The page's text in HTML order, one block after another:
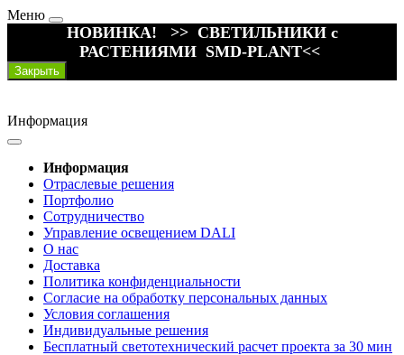
Меню
НОВИНКА! >> СВЕТИЛЬНИКИ с
РАСТЕНИЯМИ SMD-PLANT<<
Закрыть
Информация
Информация
Отраслевые решения
Портфолио
Сотрудничество
Управление освещением DALI
О нас
Доставка
Политика конфиденциальности
Согласие на обработку персональных данных
Условия соглашения
Индивидуальные решения
Бесплатный светотехнический расчет проекта за 30 мин